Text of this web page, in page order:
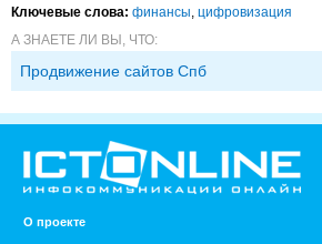
Ключевые слова: финансы, цифровизация
А ЗНАЕТЕ ЛИ ВЫ, ЧТО:
Продвижение сайтов Спб
О проекте